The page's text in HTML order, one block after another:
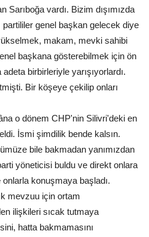
Sarıboğa vardı. Bizim dışımızda
genel başkan gelecek diye
makam, mevki sahibi
başkana gösterebilmek için ön
birbirleriyle yarışıyorlardı.
Bir köşeye çekilip onları
o dönem CHP'nin Silivri'deki en
İsmi şimdilik bende kalsın.
bile bakmadan yanımızdan
yöneticisi buldu ve direkt onlara
konuşmaya başladı.
mevzuu için ortam
ilişkileri sıcak tutmaya
hatta bakmamasını